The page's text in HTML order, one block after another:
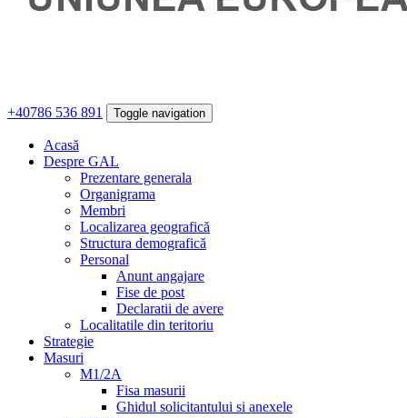
+40786 536 891 Toggle navigation
Acasă
Despre GAL
Prezentare generala
Organigrama
Membri
Localizarea geografică
Structura demografică
Personal
Anunt angajare
Fise de post
Declaratii de avere
Localitatile din teritoriu
Strategie
Masuri
M1/2A
Fisa masurii
Ghidul solicitantului si anexele